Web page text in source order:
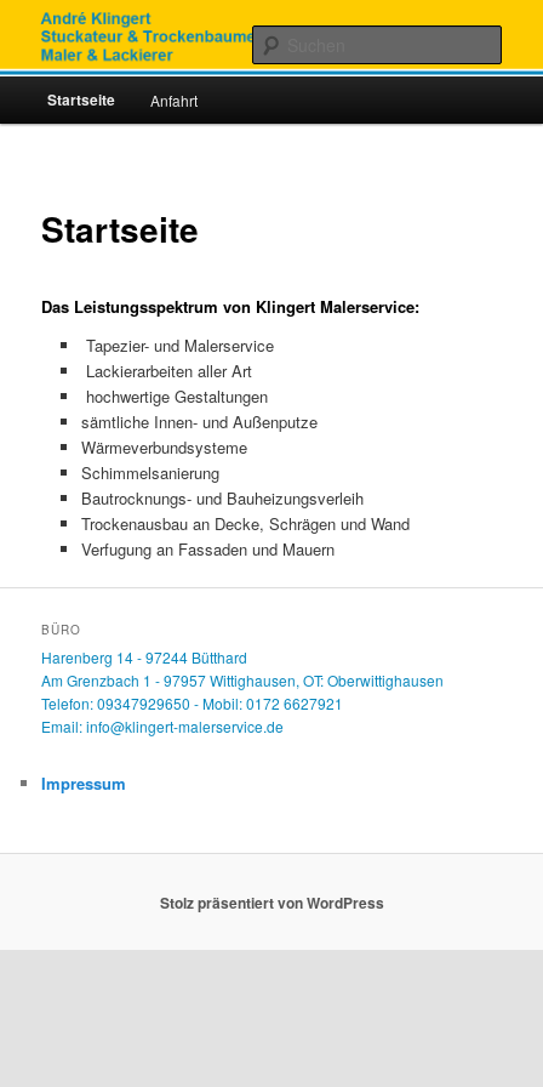
wechseln
Malerservice Klingert
Stuckateur & Trockenbaumeister, Maler & Lackierer
Startseite Anfahrt
Startseite
Das Leistungsspektrum von Klingert Malerservice:
Tapezier- und Malerservice
Lackierarbeiten aller Art
hochwertige Gestaltungen
sämtliche Innen- und Außenputze
Wärmeverbundsysteme
Schimmelsanierung
Bautrocknungs- und Bauheizungsverleih
Trockenausbau an Decke, Schrägen und Wand
Verfugung an Fassaden und Mauern
BÜRO
Harenberg 14 - 97244 Bütthard
Am Grenzbach 1 - 97957 Wittighausen, OT: Oberwittighausen
Telefon: 09347929650 - Mobil: 0172 6627921
Email: info@klingert-malerservice.de
Impressum
Stolz präsentiert von WordPress